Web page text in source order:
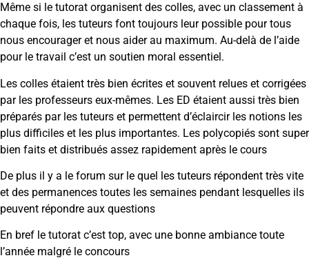
Même si le tutorat organisent des colles, avec un classement à
chaque fois, les tuteurs font toujours leur possible pour tous
nous encourager et nous aider au maximum. Au-delà de l’aide
pour le travail c’est un soutien moral essentiel.
Les colles étaient très bien écrites et souvent relues et corrigées
par les professeurs eux-mêmes. Les ED étaient aussi très bien
préparés par les tuteurs et permettent d’éclaircir les notions les
plus difficiles et les plus importantes. Les polycopiés sont super
bien faits et distribués assez rapidement après le cours
De plus il y a le forum sur le quel les tuteurs répondent très vite
et des permanences toutes les semaines pendant lesquelles ils
peuvent répondre aux questions
En bref le tutorat c’est top, avec une bonne ambiance toute
l’année malgré le concours